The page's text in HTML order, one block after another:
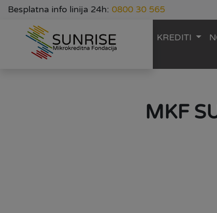
Besplatna info linija 24h: 0800 30 565
KREDITI
MKF